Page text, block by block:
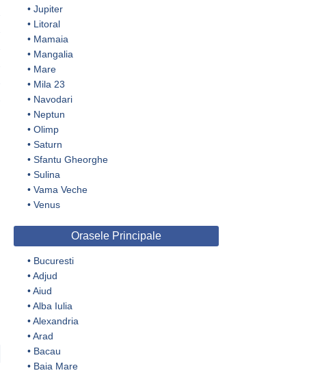
• Jupiter
• Litoral
• Mamaia
• Mangalia
• Mare
• Mila 23
• Navodari
• Neptun
• Olimp
• Saturn
• Sfantu Gheorghe
• Sulina
• Vama Veche
• Venus
Orasele Principale
• Bucuresti
•Adjud
•Aiud
•Alba Iulia
•Alexandria
•Arad
• Bacau
• Baia Mare